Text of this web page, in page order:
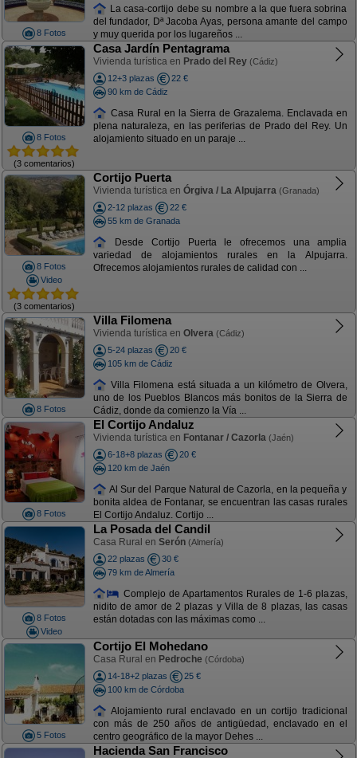
8 Fotos
La casa-cortijo debe su nombre a la que fuera sobrina
del fundador, Dª Jacoba Ayas, persona amante del campo
y muy querida por los lugareños ...
8 Fotos
(3 comentarios)
Casa Jardín Pentagrama
Vivienda turística en Prado del Rey (Cádiz)
12+3 plazas
22 €
90 km de Cádiz
Casa Rural en la Sierra de Grazalema. Enclavada en
plena naturaleza, en las periferias de Prado del Rey. Un
alojamiento situado en un paraje ...
8 Fotos
Video
(3 comentarios)
Cortijo Puerta
Vivienda turística en Órgiva / La Alpujarra (Granada)
2-12 plazas
22 €
55 km de Granada
Desde Cortijo Puerta le ofrecemos una amplia
variedad de alojamientos rurales en la Alpujarra.
Ofrecemos alojamientos rurales de calidad con ...
8 Fotos
Villa Filomena
Vivienda turística en Olvera (Cádiz)
5-24 plazas
20 €
105 km de Cádiz
Villa Filomena está situada a un kilómetro de Olvera,
uno de los Pueblos Blancos más bonitos de la Sierra de
Cádiz, donde da comienzo la Vía ...
8 Fotos
El Cortijo Andaluz
Vivienda turística en Fontanar / Cazorla (Jaén)
6-18+8 plazas
20 €
120 km de Jaén
Al Sur del Parque Natural de Cazorla, en la pequeña y
bonita aldea de Fontanar, se encuentran las casas rurales
El Cortijo Andaluz. Cortijo ...
8 Fotos
Video
La Posada del Candil
Casa Rural en Serón (Almería)
22 plazas
30 €
79 km de Almería
Complejo de Apartamentos Rurales de 1-6 plazas,
nidito de amor de 2 plazas y Villa de 8 plazas, las casas
están dotadas con las máximas como ...
5 Fotos
Cortijo El Mohedano
Casa Rural en Pedroche (Córdoba)
14-18+2 plazas
25 €
100 km de Córdoba
Alojamiento rural enclavado en un cortijo tradicional
con más de 250 años de antigüedad, enclavado en el
centro geográfico de la mayor Dehes ...
Hacienda San Francisco